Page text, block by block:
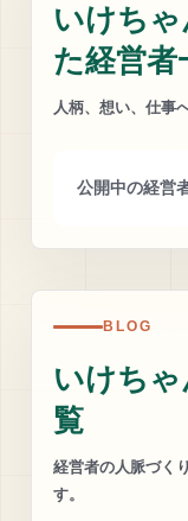
いけち
た経営者
人柄、想い、仕事
公開中の経営
BLOG
いけち
覧
経営者の人脈づく
す。